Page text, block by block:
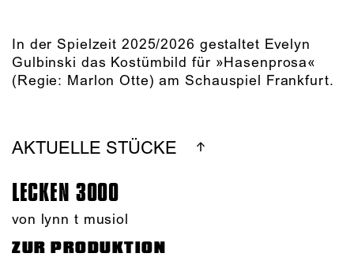
In der Spielzeit 2025/2026 gestaltet Evelyn
Gulbinski das Kostümbild für »Hasenprosa«
(Regie: Marlon Otte) am Schauspiel Frankfurt.
AKTUELLE STÜCKE
LECKEN 3000
von lynn t musiol
ZUR PRODUKTION